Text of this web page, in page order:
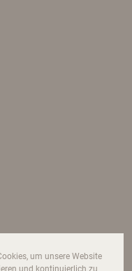
um unsere Website
und kontinuierlich zu